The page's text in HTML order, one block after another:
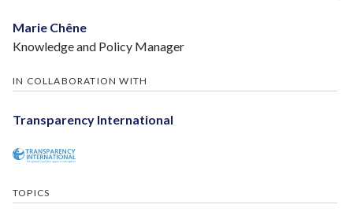
Marie Chêne
Knowledge and Policy Manager
IN COLLABORATION WITH
Transparency International
TOPICS